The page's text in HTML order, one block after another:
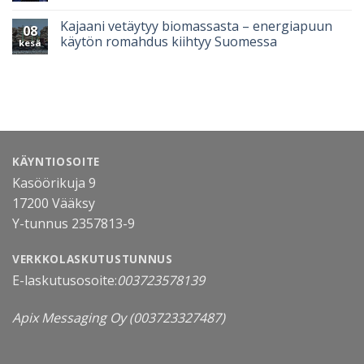
08
kesä
Kajaani vetäytyy biomassasta – energiapuun
käytön romahdus kiihtyy Suomessa
KÄYNTIOSOITE
Kasöörikuja 9
17200 Vääksy
Y-tunnus 2357813-9
VERKKOLASKUTUSTUNNUS
E-laskutusosoite:003723578139
Apix Messaging Oy(003723327487)